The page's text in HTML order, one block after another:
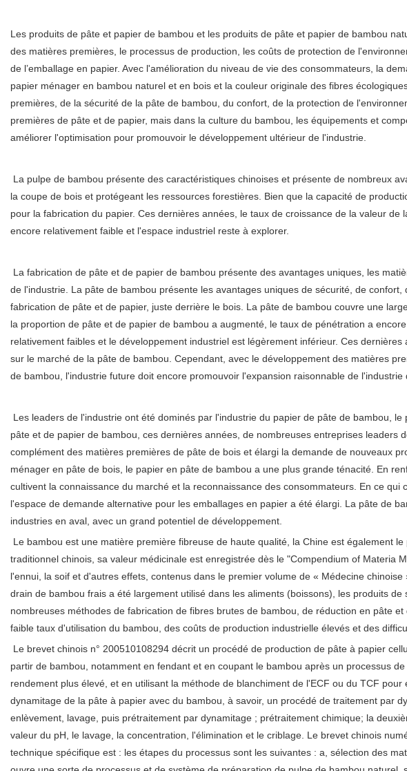
Les produits de pâte et papier de bambou et les produits de pâte et papier de bambou
des matières premières, le processus de production, les coûts de protection de
de l’emballage en papier. Avec l'amélioration du niveau de vie des consommateurs, la
papier ménager en bambou naturel et en bois et la couleur originale des fibres
premières, de la sécurité de la pâte de bambou, du confort, de la protection de
premières de pâte et de papier, mais dans la culture du bambou, les équipements et
améliorer l'optimisation pour promouvoir le développement ultérieur de l'industrie.
La pulpe de bambou présente des caractéristiques chinoises et présente de nombreux
la coupe de bois et protégeant les ressources forestières. Bien que la capacité de
pour la fabrication du papier. Ces dernières années, le taux de croissance de la valeur
encore relativement faible et l'espace industriel reste à explorer.
La fabrication de pâte et de papier de bambou présente des avantages uniques, les
de l'industrie. La pâte de bambou présente les avantages uniques de sécurité, de
fabrication de pâte et de papier, juste derrière le bois. La pâte de bambou couvre une
la proportion de pâte et de papier de bambou a augmenté, le taux de pénétration a
relativement faibles et le développement industriel est légèrement inférieur. Ces
sur le marché de la pâte de bambou. Cependant, avec le développement des matières
de bambou, l'industrie future doit encore promouvoir l'expansion raisonnable de
Les leaders de l'industrie ont été dominés par l'industrie du papier de pâte de bambou,
pâte et de papier de bambou, ces dernières années, de nombreuses entreprises
complément des matières premières de pâte de bois et élargi la demande de nouveaux
ménager en pâte de bois, le papier en pâte de bambou a une plus grande ténacité. En
cultivent la connaissance du marché et la reconnaissance des consommateurs. En ce
l'espace de demande alternative pour les emballages en papier a été élargi. La pâte de
industries en aval, avec un grand potentiel de développement.
Le bambou est une matière première fibreuse de haute qualité, la Chine est également
traditionnel chinois, sa valeur médicinale est enregistrée dès le "Compendium of
l'ennui, la soif et d'autres effets, contenus dans le premier volume de « Médecine
drain de bambou frais a été largement utilisé dans les aliments (boissons), les produits
nombreuses méthodes de fabrication de fibres brutes de bambou, de réduction en pâte
faible taux d'utilisation du bambou, des coûts de production industrielle élevés et des
Le brevet chinois n° 200510108294 décrit un procédé de production de pâte à papier
partir de bambou, notamment en fendant et en coupant le bambou après un processus
rendement plus élevé, et en utilisant la méthode de blanchiment de l'ECF ou du TCF
dynamitage de la pâte à papier avec du bambou, à savoir, un procédé de traitement par
enlèvement, lavage, puis prétraitement par dynamitage ; prétraitement chimique; la
valeur du pH, le lavage, la concentration, l'élimination et le criblage. Le brevet chinois
technique spécifique est : les étapes du processus sont les suivantes : a, sélection des